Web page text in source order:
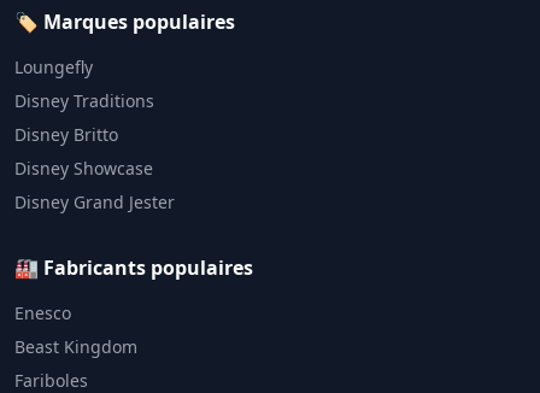
🏷️ Marques populaires
Loungefly
Disney Traditions
Disney Britto
Disney Showcase
Disney Grand Jester
🏭 Fabricants populaires
Enesco
Beast Kingdom
Fariboles